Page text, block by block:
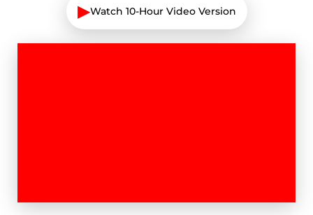
▶Watch 10-Hour Video Version